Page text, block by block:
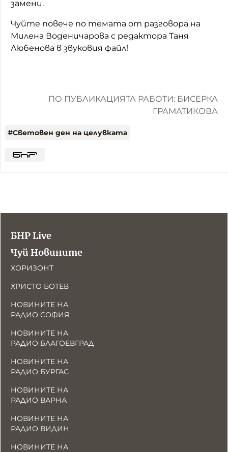
замени.
Чуйте повече по темата от разговора на
Милена Воденичарова с редактора Таня
Любенова в звуковия файл!
ПО ПУБЛИКАЦИЯТА РАБОТИ: БИСЕРКА
ГРАМАТИКОВА
#Световен ден на целувката
БНР Live
Чуй Новините
ХОРИЗОНТ
ХРИСТО БОТЕВ
НОВИНИТЕ НА
РАДИО СОФИЯ
НОВИНИТЕ НА
РАДИО БЛАГОЕВГРАД
НОВИНИТЕ НА
РАДИО БУРГАС
НОВИНИТЕ НА
РАДИО ВАРНА
НОВИНИТЕ НА
РАДИО ВИДИН
НОВИНИТЕ НА